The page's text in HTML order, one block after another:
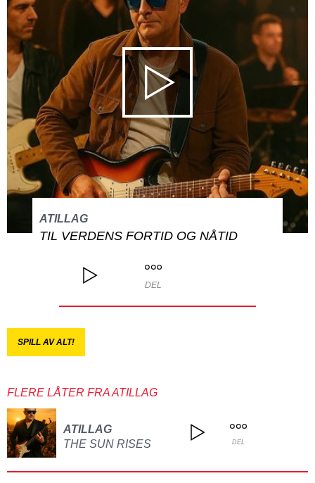
ATILLAG
TIL VERDENS FORTID OG NÅTID
DEL
SPILL AV ALT!
FLERE LÅTER FRA ATILLAG
ATILLAG
THE SUN RISES
DEL